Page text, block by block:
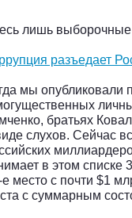
лишь выборочные
разъедает
мы опубликовали
братьях
слухов. Сейчас
в этом
место с почти $1
с суммарным